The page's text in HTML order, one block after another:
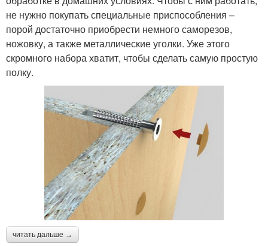
не нужно покупать специальные приспособления –
порой достаточно приобрести немного саморезов,
ножовку, а также металлические уголки. Уже этого
скромного набора хватит, чтобы сделать самую простую
полку.
читать дальше →